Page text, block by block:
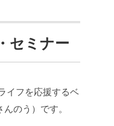
セミナー
イフを応援するベ
のう）です。